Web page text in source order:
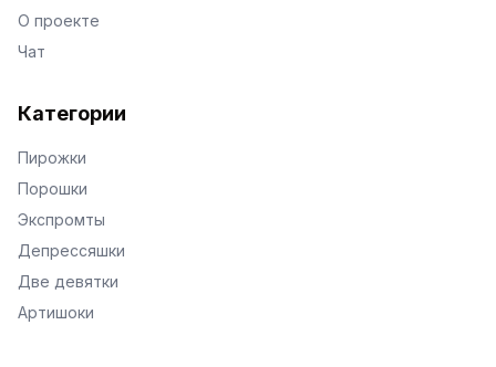
О проекте
Чат
Категории
Пирожки
Порошки
Экспромты
Депрессяшки
Две девятки
Артишоки